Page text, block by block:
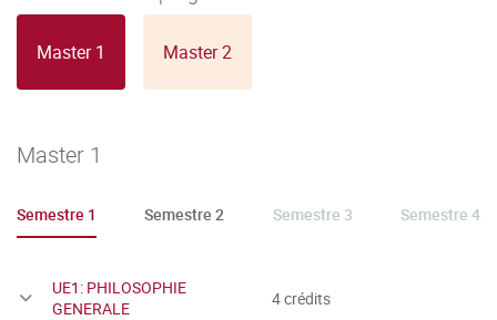
Master 1 Master 2
Master 1
Semestre 1 Semestre 2 Semestre 3 Semestre 4
UE1: PHILOSOPHIE
GENERALE
4 crédits